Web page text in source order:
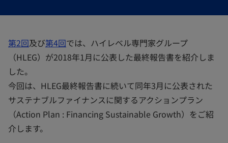
第2回及び第4回では、ハイレベル専門家グループ
（HLEG）が2018年1月に公表した最終報告書を紹介しま
した。
今回は、HLEG最終報告書に続いて同年3月に公表された
サステナブルファイナンスに関するアクションプラン
（Action Plan : Financing Sustainable Growth）をご紹
介します。